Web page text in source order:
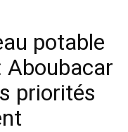
potable
Aboubacar
priorités